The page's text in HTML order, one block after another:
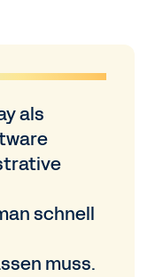
als
schnell
muss.